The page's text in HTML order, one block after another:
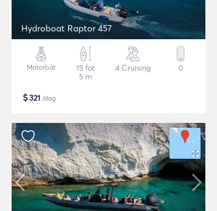
Hydroboat Raptor 457
Motorbåt
15 fot
5 m
4 Cruising 0
$321 /dag